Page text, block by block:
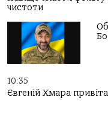
чистоти
10:35
Євгеній Хмара